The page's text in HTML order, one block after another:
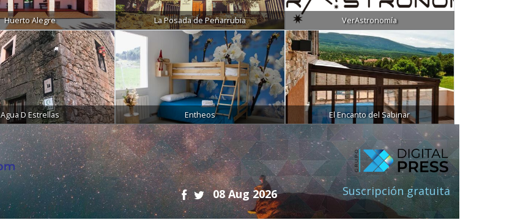
Huerto Alegre La Posada de Peñarrubia VerAstronomía
Agua D Estrellas Entheos El Encanto del Sabinar
08 Aug 2026 Suscripción gratuita